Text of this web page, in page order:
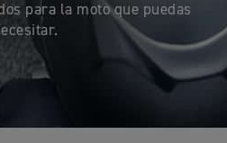
para la moto que puedas